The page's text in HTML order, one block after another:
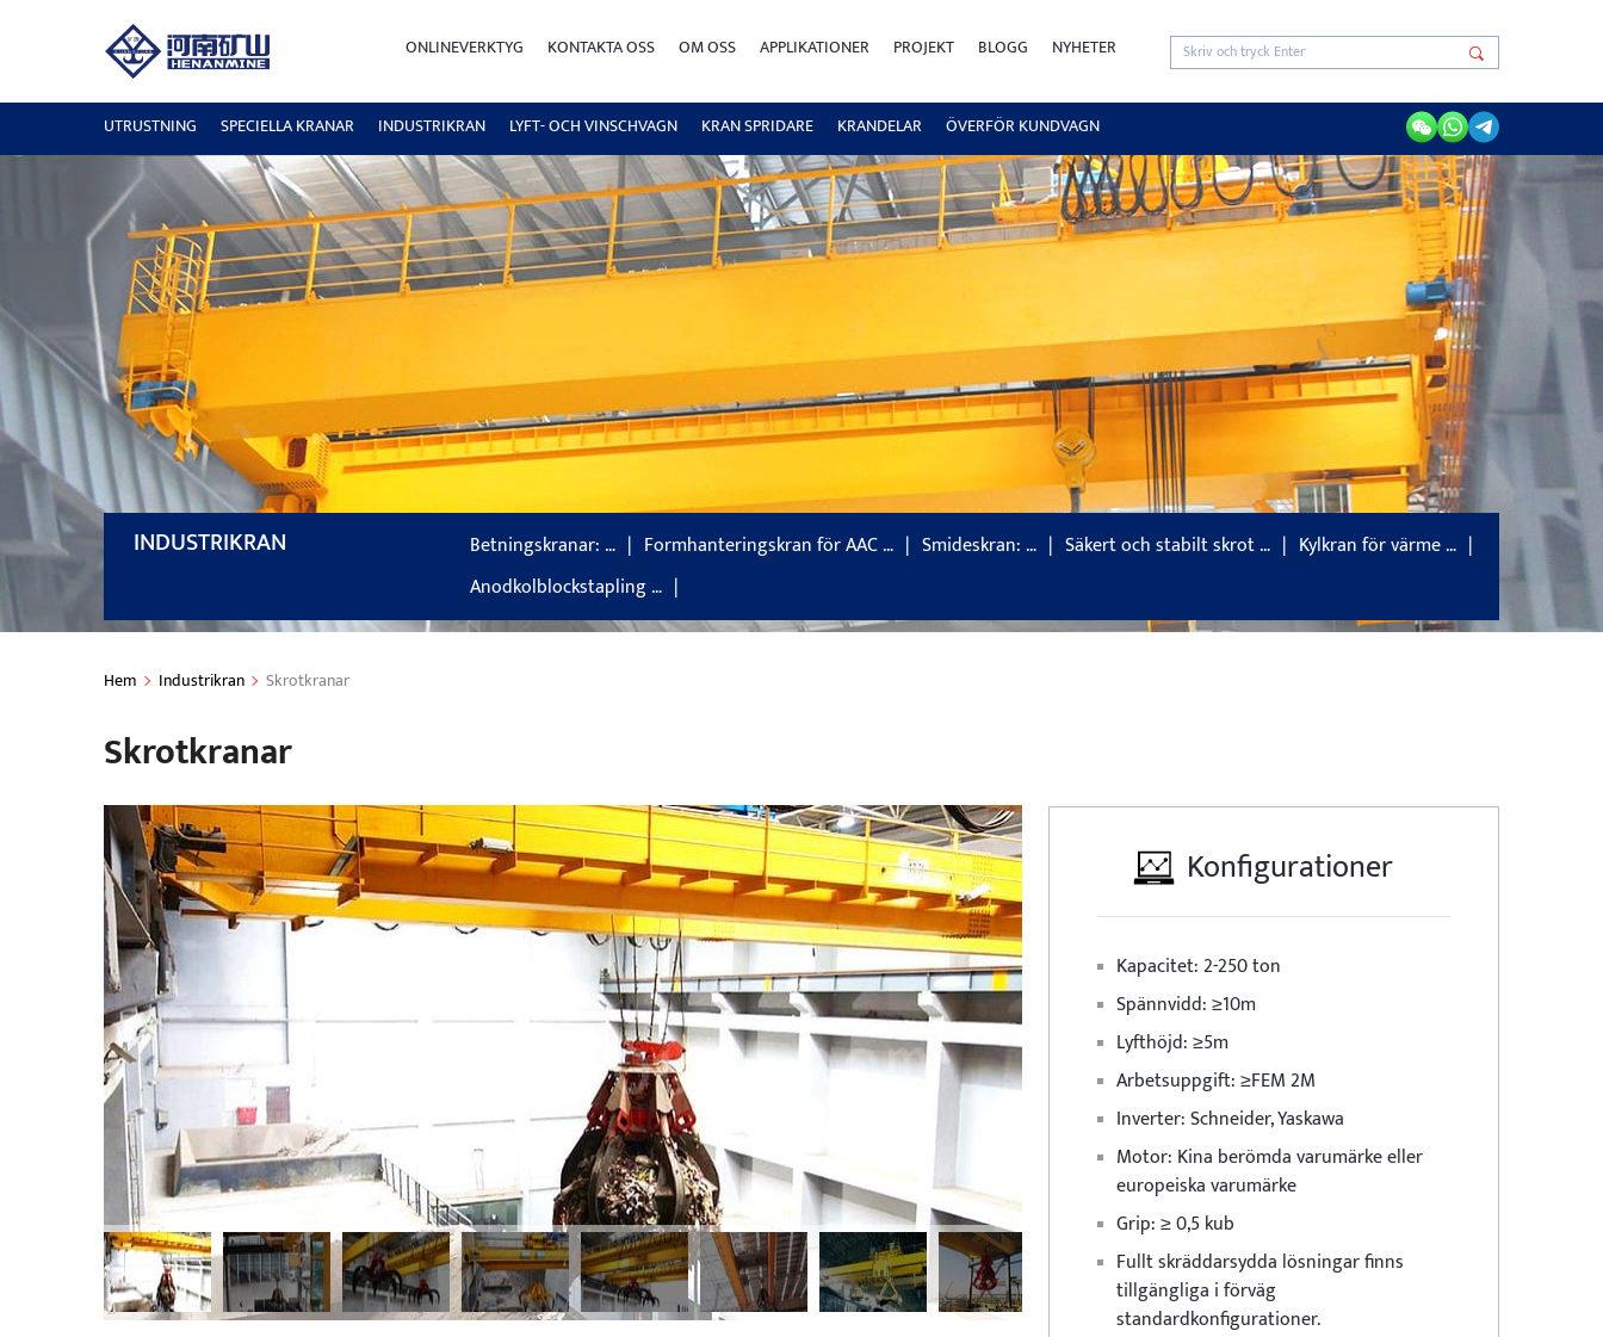
ONLINEVERKTYG KONTAKTA OSS OM OSS APPLIKATIONER PROJEKT BLOGG NYHETER
UTRUSTNING SPECIELLA KRANAR INDUSTRIKRAN LYFT- OCH VINSCHVAGN KRAN SPRIDARE KRANDELAR ÖVERFÖR KUNDVAGN
INDUSTRIKRAN Betningskranar: … Formhanteringskran för AAC … Smideskran: … Säkert och stabilt skrot …
Kylkran för värme …
Anodkolblockstapling …
Hem Industrikran Skrotkranar
Skrotkranar
Konfigurationer
Kapacitet: 2-250 ton
Spännvidd: ≥10m
Lyfthöjd: ≥5m
Arbetsuppgift: ≥FEM 2M
Inverter: Schneider, Yaskawa
Motor: Kina berömda varumärke eller
europeiska varumärke
Grip: ≥ 0,5 kub
Fullt skräddarsydda lösningar finns
tillgängliga i förväg
standardkonfigurationer.